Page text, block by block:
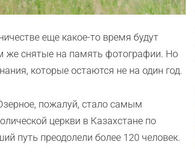
еще какое-то время будут
же снятые на память фотографии. Но
которые остаются не на один год.
пожалуй, стало самым
церкви в Казахстане по
путь преодолели более 120 человек.